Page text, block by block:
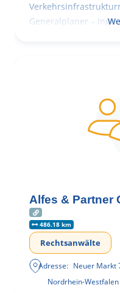
Generalplaner –
Alfes & Partner
486.18 km
Rechtsanwälte
Adresse: Neuer Markt
Nordrhein-Westfalen